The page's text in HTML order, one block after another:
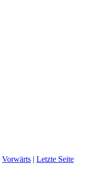
Vorwärts | Letzte Seite